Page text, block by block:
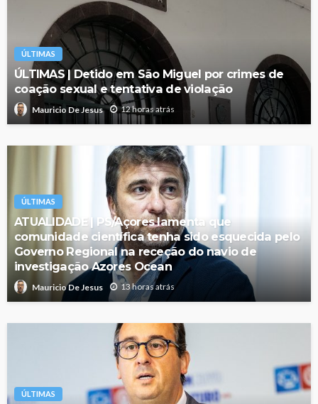
ÚLTIMAS
ÚLTIMAS | Detido em São Miguel por crimes de
coação sexual e tentativa de violação
Mauricio De Jesus 12 horas atrás
ÚLTIMAS
ATUALIDADE | PS/Açores lamenta que
comunidade científica tenha sido esquecida pelo
Governo Regional na receção do navio de
investigação Azores Ocean
Mauricio De Jesus 13 horas atrás
ÚLTIMAS